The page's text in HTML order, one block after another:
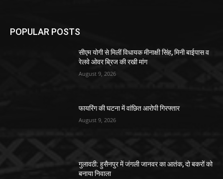
POPULAR POSTS
सीएम योगी से मिलीं विधायक मीनाक्षी सिंह, मिनी बाईपास व
रेलवे ओवर ब्रिज की रखी मांग
August 9, 2026
फायरिंग की घटना में वांछित आरोपी गिरफ्तार
August 9, 2026
गुलावठी: हुसैनपुर में जंगली जानवर का आतंक, दो बकरों को
बनाया निवाला